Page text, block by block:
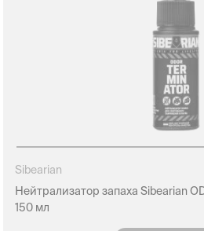
Sibearian
Нейтрализатор запаха Sibearian
150 мл